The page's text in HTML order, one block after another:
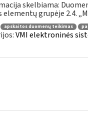
skelbiama:
grupėje 2.4.
apskaitos duomenų teikimas
VMI elektroninės